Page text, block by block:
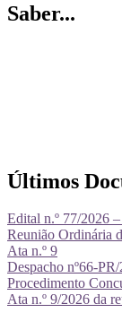
Saber...
Últimos
Edital n.º 77/2026
Reunião Ordinária
Ata n.º 9
Despacho nº66-
Procedimento
Ata n.º 9/2026 da